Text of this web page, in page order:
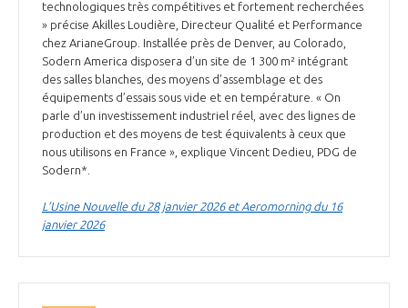
technologiques très compétitives et fortement recherchées
» précise Akilles Loudière, Directeur Qualité et Performance
chez ArianeGroup. Installée près de Denver, au Colorado,
Sodern America disposera d’un site de 1 300 m² intégrant
des salles blanches, des moyens d’assemblage et des
équipements d’essais sous vide et en température. « On
parle d’un investissement industriel réel, avec des lignes de
production et des moyens de test équivalents à ceux que
nous utilisons en France », explique Vincent Dedieu, PDG de
Sodern*.
L’Usine Nouvelle du 28 janvier 2026 et Aeromorning du 16
janvier 2026